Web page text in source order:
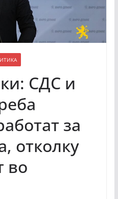
СДС и
за
отколку
во